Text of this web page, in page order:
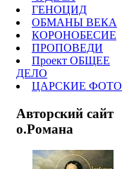
ГЕНОЦИД
ОБМАНЫ ВЕКА
КОРОНОБЕСИЕ
ПРОПОВЕДИ
Проект ОБЩЕЕ
ДЕЛО
ЦАРСКИЕ ФОТО
Авторский сайт
о.Романа